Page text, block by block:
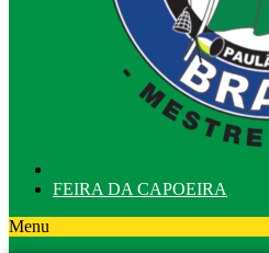
FEIRA DA CAPOEIRA
Menu